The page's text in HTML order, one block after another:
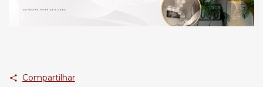
Compartilhar